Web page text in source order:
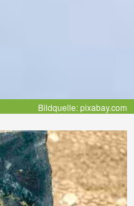
Bildquelle: pixabay.com